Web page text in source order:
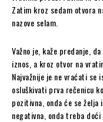
Zatim kroz sedam otvora
nazove selam.
Važno je, kaže predanje,
iznos, a kroz otvor na
Najvažnije je ne vraćati se
osluškivati prva rečenicu
pozitivna, onda će se
negativna, onda treba